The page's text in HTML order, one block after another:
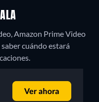
Amazon Prime Video
cuándo estará